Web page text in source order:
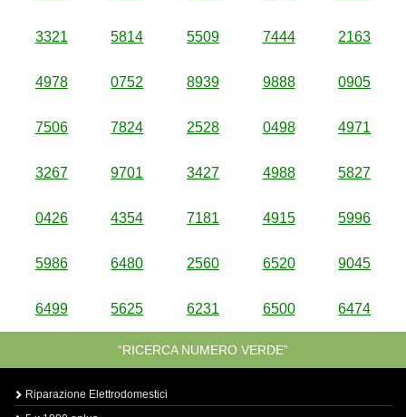
3321 5814 5509 7444 2163
4978 0752 8939 9888 0905
7506 7824 2528 0498 4971
3267 9701 3427 4988 5827
0426 4354 7181 4915 5996
5986 6480 2560 6520 9045
6499 5625 6231 6500 6474
“RICERCA NUMERO VERDE”
Riparazione Elettrodomestici